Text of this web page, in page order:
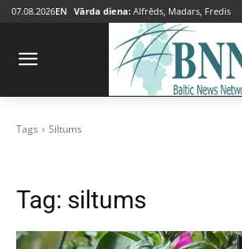
07.08.2026EN Vārda diena: Alfrēds, Madars, Fredis
Tags Siltums
Tag: siltums